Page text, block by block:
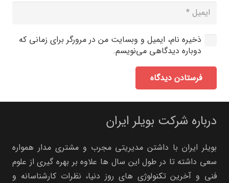
ذخیره نام، ایمیل و وبسایت من در مرورگر برای زمانی که
دوباره دیدگاهی می‌نویسم.
فرستادن دیدگاه
درباره شرکت بویلر ایران
بویلر ایران با داشتن مدیریتی مجرب و مشتری مدار همواره
سعی داشته تا در طول این سال ها علاوه بر بهره گیری از علوم
فنی و آخرین تکنولوژی های روز دنیا، نظرات کارشناسانه و